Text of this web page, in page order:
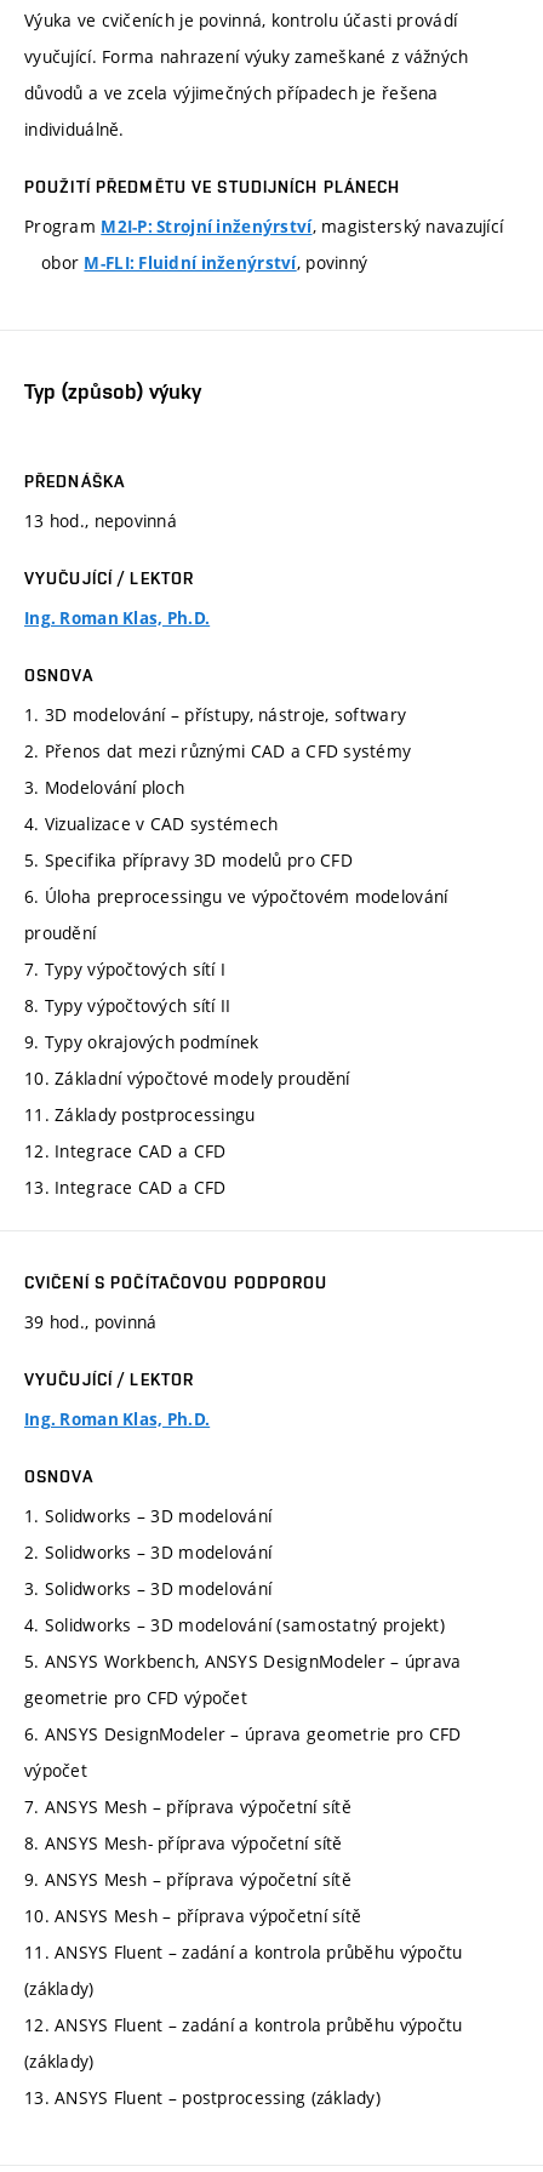
Výuka ve cvičeních je povinná, kontrolu účasti provádí
vyučující. Forma nahrazení výuky zameškané z vážných
důvodů a ve zcela výjimečných případech je řešena
individuálně.
POUŽITÍ PŘEDMĚTU VE STUDIJNÍCH PLÁNECH
Program M2I-P: Strojní inženýrství, magisterský navazující
obor M-FLI: Fluidní inženýrství, povinný
Typ (způsob) výuky
PŘEDNÁŠKA
13 hod., nepovinná
VYUČUJÍCÍ / LEKTOR
Ing. Roman Klas, Ph.D.
OSNOVA
1. 3D modelování – přístupy, nástroje, softwary
2. Přenos dat mezi různými CAD a CFD systémy
3. Modelování ploch
4. Vizualizace v CAD systémech
5. Specifika přípravy 3D modelů pro CFD
6. Úloha preprocessingu ve výpočtovém modelování
proudění
7. Typy výpočtových sítí I
8. Typy výpočtových sítí II
9. Typy okrajových podmínek
10. Základní výpočtové modely proudění
11. Základy postprocessingu
12. Integrace CAD a CFD
13. Integrace CAD a CFD
CVIČENÍ S POČÍTAČOVOU PODPOROU
39 hod., povinná
VYUČUJÍCÍ / LEKTOR
Ing. Roman Klas, Ph.D.
OSNOVA
1. Solidworks – 3D modelování
2. Solidworks – 3D modelování
3. Solidworks – 3D modelování
4. Solidworks – 3D modelování (samostatný projekt)
5. ANSYS Workbench, ANSYS DesignModeler – úprava
geometrie pro CFD výpočet
6. ANSYS DesignModeler – úprava geometrie pro CFD
výpočet
7. ANSYS Mesh – příprava výpočetní sítě
8. ANSYS Mesh- příprava výpočetní sítě
9. ANSYS Mesh – příprava výpočetní sítě
10. ANSYS Mesh – příprava výpočetní sítě
11. ANSYS Fluent – zadání a kontrola průběhu výpočtu
(základy)
12. ANSYS Fluent – zadání a kontrola průběhu výpočtu
(základy)
13. ANSYS Fluent – postprocessing (základy)